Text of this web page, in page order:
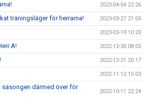
2023-04-04 22:26
träningsläger för herrarna! 2023-03-27 21:05
2023-03-19 10:20
A! 2022-12-30 08:05
2022-12-21 20:17
2022-11-12 15:03
därmed över för
2022-10-11 22:24